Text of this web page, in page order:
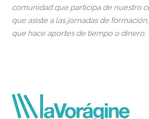
comunidad que participa de nuestro
que asiste a las jornadas de
que hace aportes de tiempo o dinero.